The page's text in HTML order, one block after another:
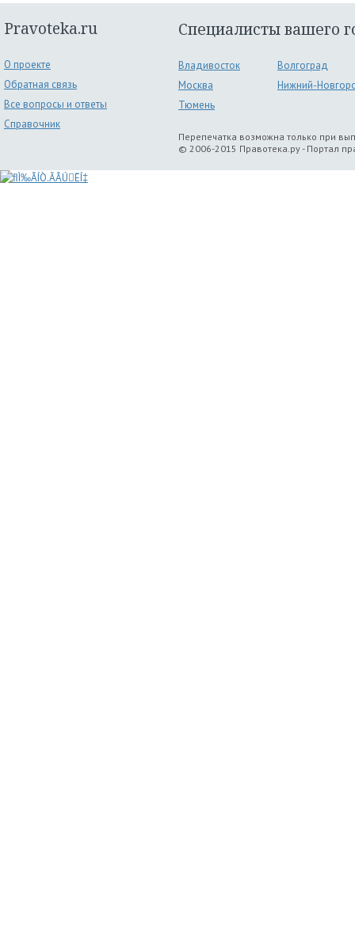
Pravoteka.ru
О проекте
Обратная связь
Все вопросы и ответы
Справочник
Специалисты вашего
Владивосток
Волгоград
Москва
Нижний-
Тюмень
Перепечатка возможна только при
© 2006-2015 Правотека.ру - Портал